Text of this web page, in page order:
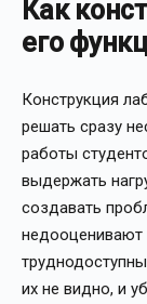
Как
его
Конструкция
решать сразу
работы
выдержать
создавать
недооценивают
их не видно, и